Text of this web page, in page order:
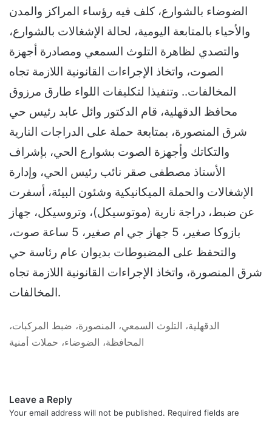
الضوضاء بالشوارع، كلف فيه رؤساء المراكز والمدن
والأحياء بالمتابعة اليومية، لحالة الإشغالات بالشوارع،
والتصدي لظاهرة التلوث السمعي ومصادرة أجهزة
الصوت، واتخاذ الإجراءات القانونية اللازمة تجاه
المخالفات.. وتنفيذا لتكليفات اللواء طارق مرزوق
محافظ الدقهلية، قام الدكتور وائل عابد رئيس حي
شرق المنصورة، بمتابعة حملة على الدراجات النارية
والتكاتك وأجهزة الصوت بشوارع الحي، بإشراف
الأستاذ مصطفى صقر نائب رئيس الحي، وإدارة
الإشغالات والحملة الميكانيكية وشئون البيئة، أسفرت
عن ضبط، دراجة نارية (موتوسيكل)، وتروسيكل، جهاز
بازوكا صغير، 5 جهاز جي ام صغير، 5 ساعة صوت،
والتحفظ على المضبوطات بديوان عام رئاسة حي
شرق المنصورة، واتخاذ الإجراءات القانونية اللازمة تجاه
المخالفات.
الدقهلية، التلوث السمعي، المنصورة، ضبط المركبات،
المحافظة، الضوضاء، حملات أمنية
Leave a Reply
Your email address will not be published. Required fields are